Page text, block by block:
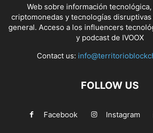
Web sobre información
criptomonedas y tecnologías disruptivas
general. Acceso a los influencers
y podcast de IVOOX
Contact us:
FOLLOW US
Facebook Instagram